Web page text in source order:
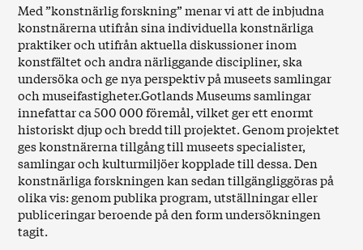
Med ”konstnärlig forskning” menar vi att de inbjudna
konstnärerna utifrån sina individuella konstnärliga
praktiker och utifrån aktuella diskussioner inom
konstfältet och andra närliggande discipliner, ska
undersöka och ge nya perspektiv på museets samlingar
och museifastigheter.Gotlands Museums samlingar
innefattar ca 500 000 föremål, vilket ger ett enormt
historiskt djup och bredd till projektet. Genom projektet
ges konstnärerna tillgång till museets specialister,
samlingar och kulturmiljöer kopplade till dessa. Den
konstnärliga forskningen kan sedan tillgängliggöras på
olika vis: genom publika program, utställningar eller
publiceringar beroende på den form undersökningen
tagit.